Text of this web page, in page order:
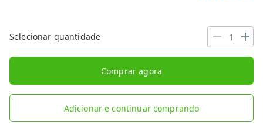
Selecionar quantidade
Comprar agora
Adicionar e continuar comprando